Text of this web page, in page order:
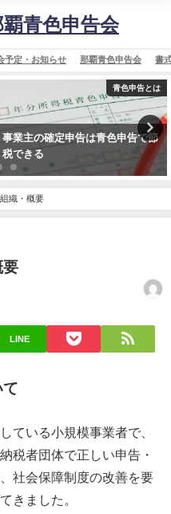
青色申告会
予定・お知らせ 那覇青色申告会 書
青色申告で節
青色申告の3大メ
織・概要
要
LINE
ている小規模事業者で、
税者団体で正しい申告・
社会保障制度の改善を要
きました。